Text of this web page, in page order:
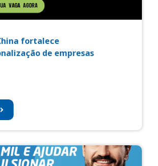
fortalece
de empresas